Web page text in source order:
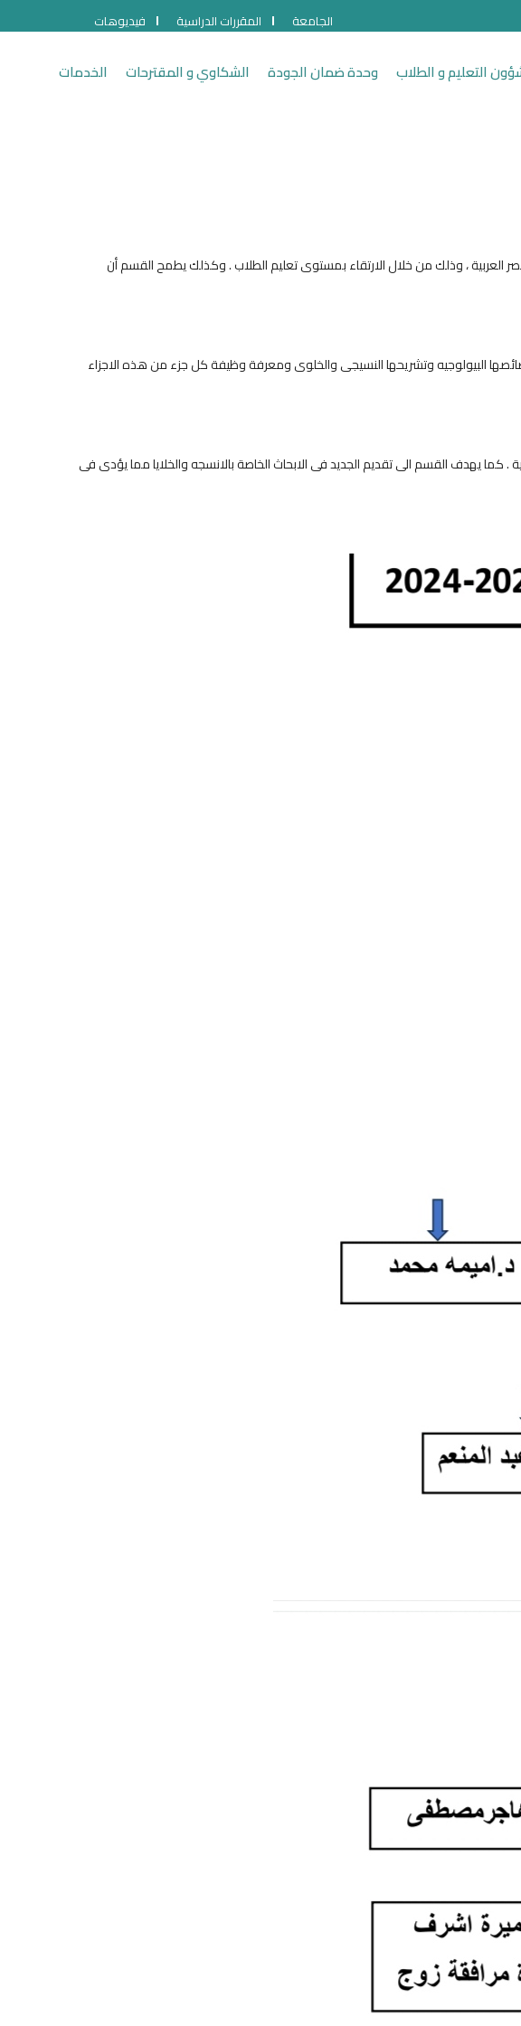
الجامعة المقررات الدراسية فيديوهات
التعليم و الطلاب وحدة ضمان الجودة الشكاوي و المقترحات الخدمات
، وذلك من خلال الارتقاء بمستوى تعليم الطلاب . وكذلك يطمح القسم أن
البيولوجيه وتشريحها النسيجى والخلوى ومعرفة وظيفة كل جزء من هذه الاجزاء
. كما يهدف القسم الى تقديم الجديد فى الابحاث الخاصة بالانسجه والخلايا مما يؤدى فى